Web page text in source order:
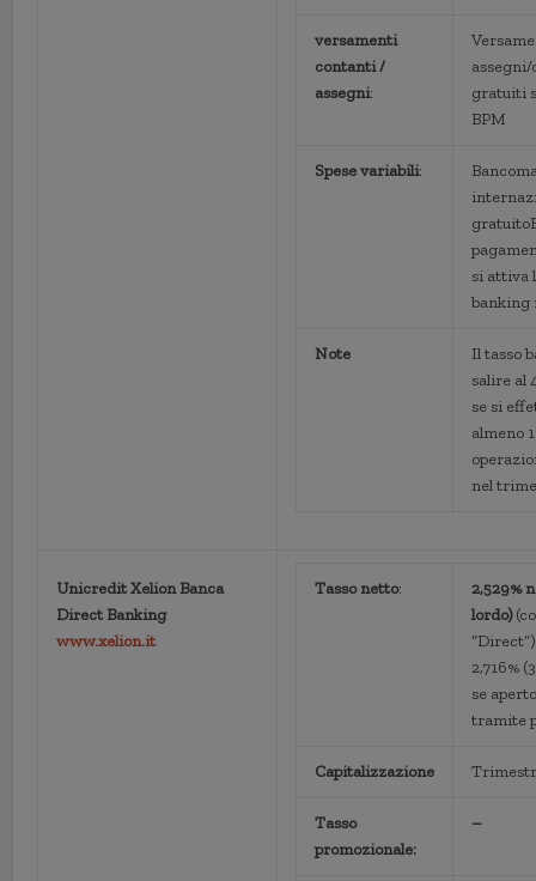
versamenti
contanti /
assegni:
gratuiti
BPM
Spese variabili:
si attiva
Note
Il tasso
salire al
se si
almeno
nel
Unicredit Xelion Banca
Direct Banking
www.xelion.it
Tasso netto:
2,529%
lordo)
“Direct”)
2,716%
se
tramite
Capitalizzazione
Tasso
promozionale:
–